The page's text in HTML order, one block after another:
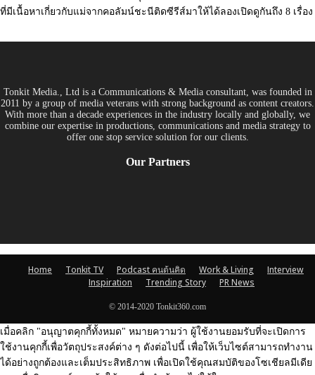
ที่มีเนื้อหาเกี่ยวกับแม่จากคอลัมน์ชะนีติดซีรีส์มาให้ได้ลองเปิดดูกันถึง 8 เรื่อง
Tonkit Media., Ltd is a Communications & Media consultant, was founded in
2011 by a group of media veterans with strong background as content creators.
With more than a decade experiences in the industry locally and globally, we
combine our expertise in productions, communications and media strategy to
offer one stop service solution for our clients.
Our Partners
Home Tonkit TV Podcast คนต้นคิด Work & Living
Interview
Inspiration
Trending Story PR News
© 2014-2020 Tonkit360.com
เมื่อคลิก "อนุญาตคุกกี้ทั้งหมด" หมายความว่า ผู้ใช้งานยอมรับที่จะเปิดการ
ใช้งานคุกกี้เพื่อวัตถุประสงค์ต่าง ๆ ดังต่อไปนี้ เพื่อให้เว็บไซต์สามารถทำงาน
ได้อย่างถูกต้องและเต็มประสิทธิภาพ เพื่อเปิดใช้คุณสมบัติของโซเชียลมีเดีย